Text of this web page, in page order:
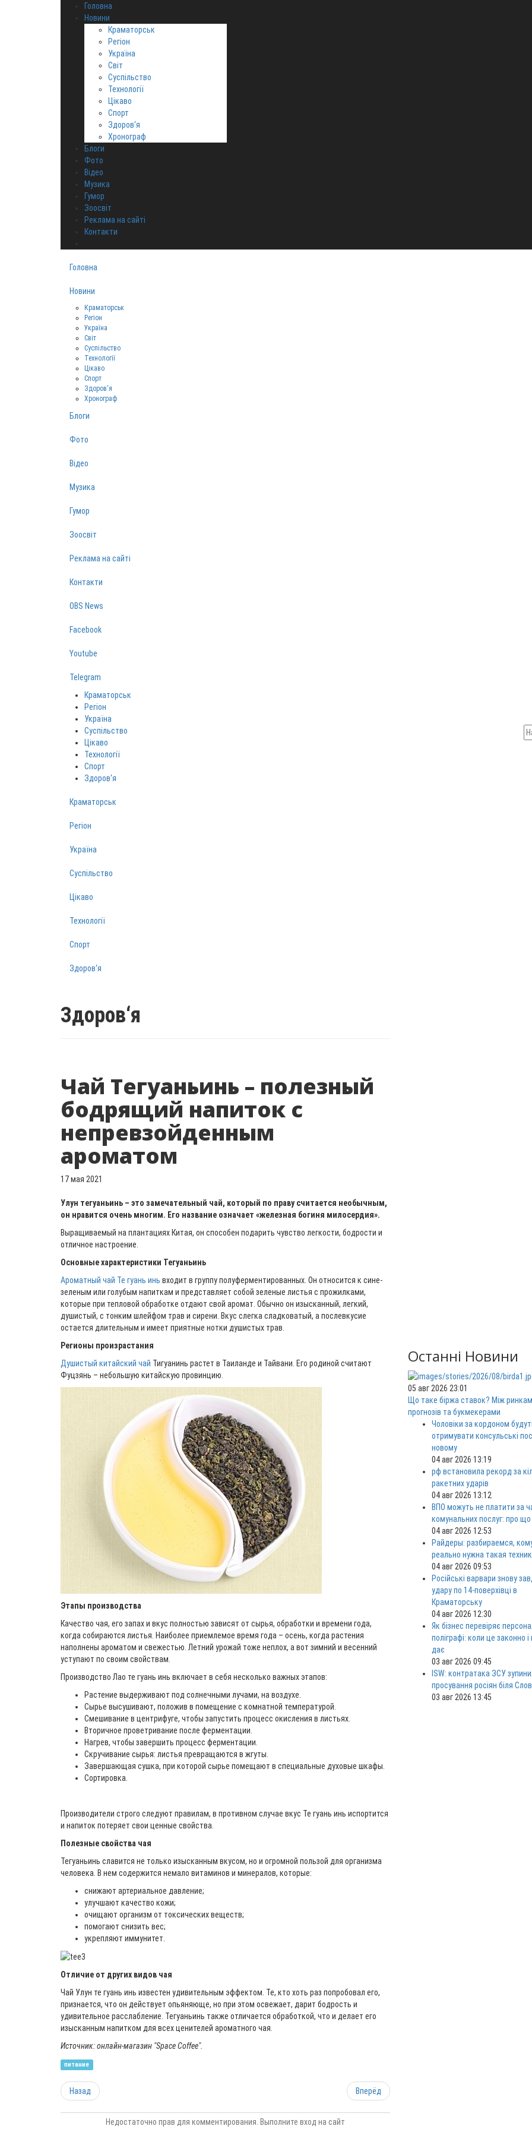
Головна
Новини
Краматорськ
Регіон
Україна
Світ
Суспільство
Технології
Цікаво
Спорт
Здоров‘я
Хронограф
Блоги
Фото
Відео
Музика
Гумор
Зоосвіт
Реклама на сайті
Контакти
Головна
Новини
Краматорськ
Регіон
Україна
Світ
Суспільство
Технології
Цікаво
Спорт
Здоров‘я
Хронограф
Блоги
Фото
Відео
Музика
Гумор
Зоосвіт
Реклама на сайті
Контакти
OBS News
Facebook
Youtube
Telegram
Краматорськ
Регіон
Україна
Суспільство
Цікаво
Технології
Спорт
Здоров‘я
Краматорськ
Регіон
Україна
Суспільство
Цікаво
Технології
Спорт
Здоров‘я
Здоров‘я
Чай Тегуаньинь – полезный
бодрящий напиток с
непревзойденным
ароматом
17 мая 2021
Улун тегуаньинь – это замечательный чай, который по праву считается необычным,
он нравится очень многим. Его название означает «железная богиня милосердия».
Выращиваемый на плантациях Китая, он способен подарить чувство легкости, бодрости и
отличное настроение.
Основные характеристики Тегуаньинь
Ароматный чай Те гуань инь входит в группу полуферментированных. Он относится к сине-
зеленым или голубым напиткам и представляет собой зеленые листья с прожилками,
которые при тепловой обработке отдают свой аромат. Обычно он изысканный, легкий,
душистый, с тонким шлейфом трав и сирени. Вкус слегка сладковатый, а послевкусие
остается длительным и имеет приятные нотки душистых трав.
Регионы произрастания
Душистый китайский чай Тигуанинь растет в Таиланде и Тайвани. Его родиной считают
Фуцзянь – небольшую китайскую провинцию.
Этапы производства
Качество чая, его запах и вкус полностью зависят от сырья, обработки и времени года,
когда собираются листья. Наиболее приемлемое время года – осень, когда растения
наполнены ароматом и свежестью. Летний урожай тоже неплох, а вот зимний и весенний
уступают по своим свойствам.
Производство Лао те гуань инь включает в себя несколько важных этапов:
Растение выдерживают под солнечными лучами, на воздухе.
Сырье высушивают, положив в помещение с комнатной температурой.
Смешивание в центрифуге, чтобы запустить процесс окисления в листьях.
Вторичное проветривание после ферментации.
Нагрев, чтобы завершить процесс ферментации.
Скручивание сырья: листья превращаются в жгуты.
Завершающая сушка, при которой сырье помещают в специальные духовые шкафы.
Сортировка.
Производители строго следуют правилам, в противном случае вкус Те гуань инь испортится
и напиток потеряет свои ценные свойства.
Полезные свойства чая
Тегуаньинь славится не только изысканным вкусом, но и огромной пользой для организма
человека. В нем содержится немало витаминов и минералов, которые:
снижают артериальное давление;
улучшают качество кожи;
очищают организм от токсических веществ;
помогают снизить вес;
укрепляют иммунитет.
Отличие от других видов чая
Чай Улун те гуань инь известен удивительным эффектом. Те, кто хоть раз попробовал его,
признается, что он действует опьяняюще, но при этом освежает, дарит бодрость и
удивительное расслабление. Тегуаньинь также отличается обработкой, что и делает его
изысканным напитком для всех ценителей ароматного чая.
Источник: онлайн-магазин "Space Coffee".
питание
Назад Вперёд
Недостаточно прав для комментирования. Выполните вход на сайт
Останні Новини
05 авг 2026 23:01
Що таке біржа ставок? Між
прогнозів та букмекерами
Чоловіки за кордоном
отримувати консульські
новому
04 авг 2026 13:19
рф встановила рекорд за
ракетних ударів
04 авг 2026 13:12
ВПО можуть не платити за
комунальних послуг: про
04 авг 2026 12:53
Райдеры: разбираемся,
реально нужна такая
04 авг 2026 09:53
Російські варвари знову
удару по 14-поверхівці в
Краматорську
04 авг 2026 12:30
Як бізнес перевіряє
поліграфі: коли це законно
дає
03 авг 2026 09:45
ISW: контратака ЗСУ
просування росіян біля
03 авг 2026 13:45